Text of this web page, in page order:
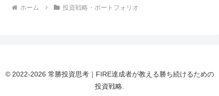
ホーム 投資戦略・ポートフォリオ
© 2022-2026 常勝投資思考｜FIRE達成者が教える勝ち続けるための
投資戦略.